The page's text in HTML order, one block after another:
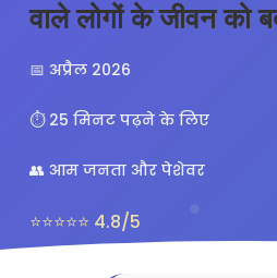
वाले लोगों के जीवन को
📅 अप्रैल 2026
⏱️ 25 मिनट पढ़ने के लिए
👥 आम जनता और पेशेवर
⭐⭐⭐⭐⭐ 4.8/5